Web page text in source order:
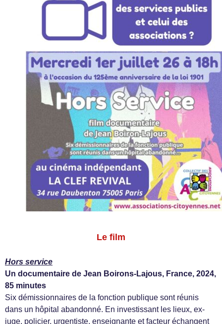
Le film
Hors service
Un documentaire de Jean Boirons-Lajous, France, 2024,
85 minutes
Six démissionnaires de la fonction publique sont réunis
dans un hôpital abandonné. En investissant les lieux, ex-
juge, policier, urgentiste, enseignante et facteur échangent